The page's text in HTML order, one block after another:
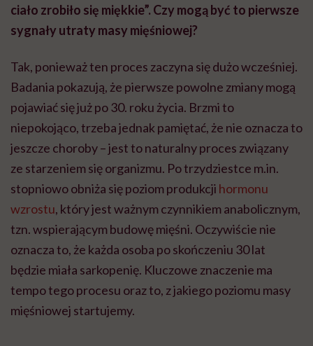
ciało zrobiło się miękkie”. Czy mogą być to pierwsze
sygnały utraty masy mięśniowej?
Tak, ponieważ ten proces zaczyna się dużo wcześniej.
Badania pokazują, że pierwsze powolne zmiany mogą
pojawiać się już po 30. roku życia. Brzmi to
niepokojąco, trzeba jednak pamiętać, że nie oznacza to
jeszcze choroby – jest to naturalny proces związany
ze starzeniem się organizmu. Po trzydziestce m.in.
stopniowo obniża się poziom produkcji hormonu
wzrostu, który jest ważnym czynnikiem anabolicznym,
tzn. wspierającym budowę mięśni. Oczywiście nie
oznacza to, że każda osoba po skończeniu 30 lat
będzie miała sarkopenię. Kluczowe znaczenie ma
tempo tego procesu oraz to, z jakiego poziomu masy
mięśniowej startujemy.